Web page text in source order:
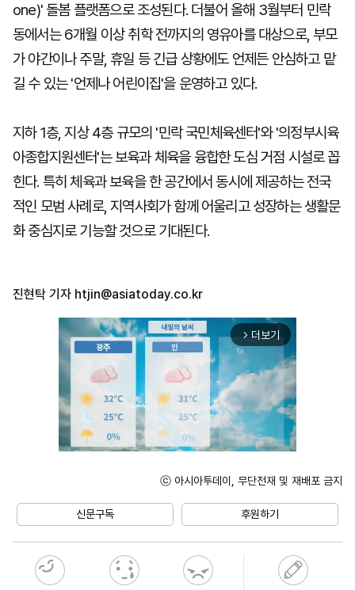
one)' 돌봄 플랫폼으로 조성된다. 더불어 올해 3월부터 민락
동에서는 6개월 이상 취학 전까지의 영유아를 대상으로, 부모
가 야간이나 주말, 휴일 등 긴급 상황에도 언제든 안심하고 맡
길 수 있는 '언제나 어린이집'을 운영하고 있다.
지하 1층, 지상 4층 규모의 '민락 국민체육센터'와 '의정부시육
아종합지원센터'는 보육과 체육을 융합한 도심 거점 시설로 꼽
힌다. 특히 체육과 보육을 한 공간에서 동시에 제공하는 전국
적인 모범 사례로, 지역사회가 함께 어울리고 성장하는 생활문
화 중심지로 기능할 것으로 기대된다.
진현탁 기자 htjin@asiatoday.co.kr
arrow_forward_ios 더보기
ⓒ 아시아투데이, 무단전재 및 재배포 금지
신문구독 후원하기